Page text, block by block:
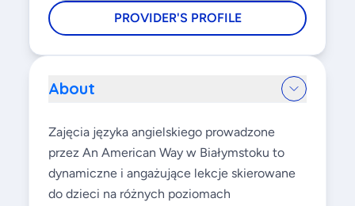
PROVIDER'S PROFILE
About
Zajęcia języka angielskiego prowadzone
przez An American Way w Białymstoku to
dynamiczne i angażujące lekcje skierowane
do dzieci na różnych poziomach